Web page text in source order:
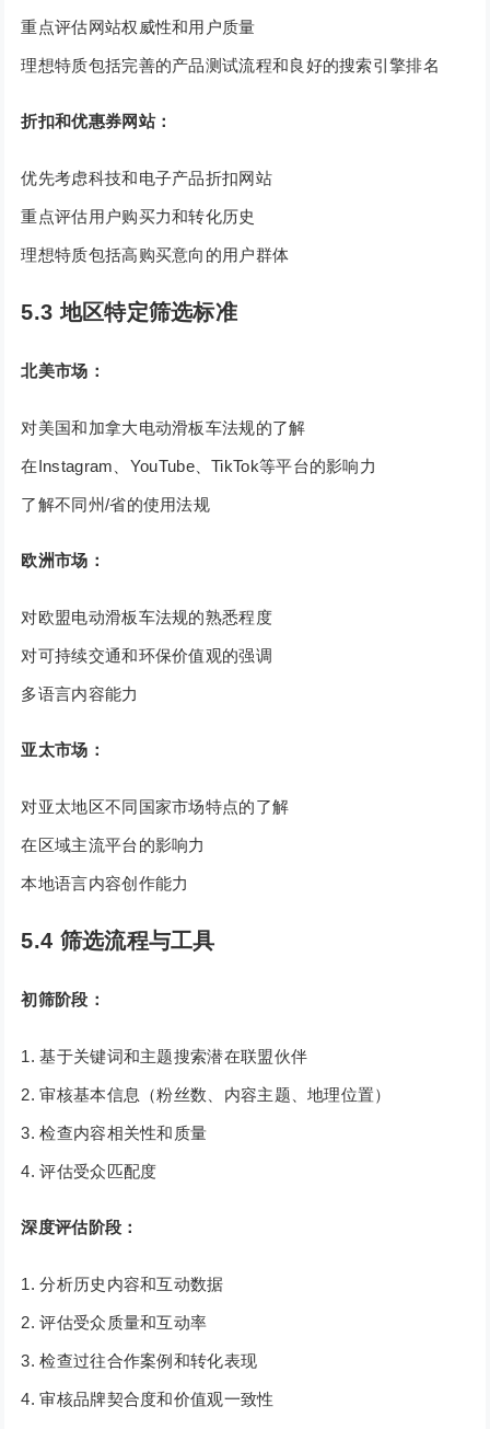
重点评估网站权威性和用户质量
理想特质包括完善的产品测试流程和良好的搜索引擎排名
折扣和优惠券网站：
优先考虑科技和电子产品折扣网站
重点评估用户购买力和转化历史
理想特质包括高购买意向的用户群体
5.3 地区特定筛选标准
北美市场：
对美国和加拿大电动滑板车法规的了解
在Instagram、YouTube、TikTok等平台的影响力
了解不同州/省的使用法规
欧洲市场：
对欧盟电动滑板车法规的熟悉程度
对可持续交通和环保价值观的强调
多语言内容能力
亚太市场：
对亚太地区不同国家市场特点的了解
在区域主流平台的影响力
本地语言内容创作能力
5.4 筛选流程与工具
初筛阶段：
基于关键词和主题搜索潜在联盟伙伴
审核基本信息（粉丝数、内容主题、地理位置）
检查内容相关性和质量
评估受众匹配度
深度评估阶段：
分析历史内容和互动数据
评估受众质量和互动率
检查过往合作案例和转化表现
审核品牌契合度和价值观一致性